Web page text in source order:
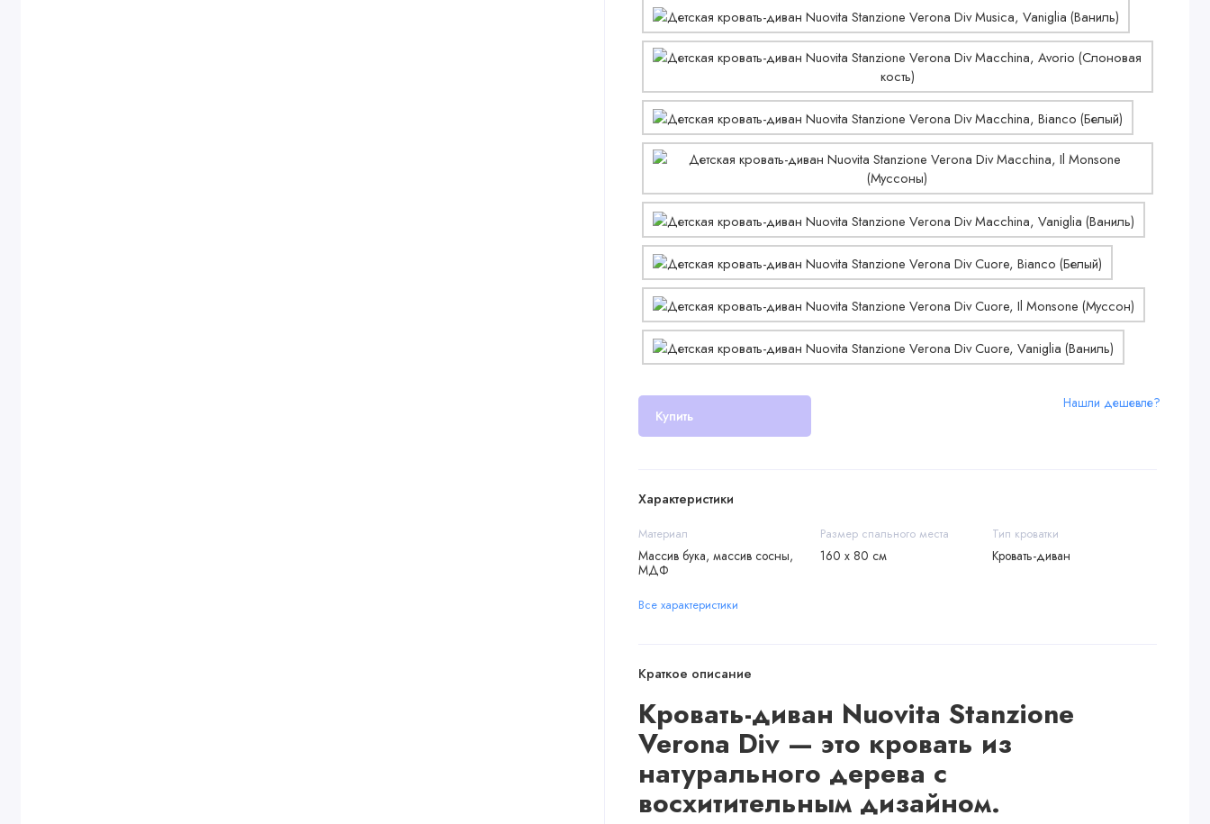
Купить
Нашли дешевле?
Характеристики
Материал
Массив бука, массив сосны,
МДФ
Размер спального места
160 х 80 см
Тип кроватки
Кровать-диван
Все характеристики
Краткое описание
Кровать-диван Nuovita Stanzione
Verona Div — это кровать из
натурального дерева с
восхитительным дизайном.